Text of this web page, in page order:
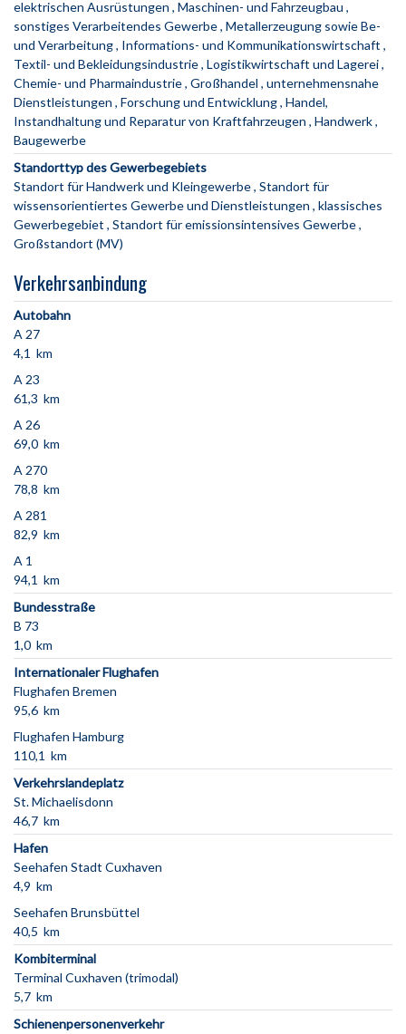
elektrischen Ausrüstungen Maschinen- und Fahrzeugbau
sonstiges Verarbeitendes Gewerbe Metallerzeugung sowie Be-
und Verarbeitung Informations- und Kommunikationswirtschaft
Textil- und Bekleidungsindustrie Logistikwirtschaft und Lagerei
Chemie- und Pharmaindustrie Großhandel unternehmensnahe
Dienstleistungen Forschung und Entwicklung Handel,
Instandhaltung und Reparatur von Kraftfahrzeugen Handwerk
Baugewerbe
Standorttyp des Gewerbegebiets
Standort für Handwerk und Kleingewerbe Standort für
wissensorientiertes Gewerbe und Dienstleistungen klassisches
Gewerbegebiet Standort für emissionsintensives Gewerbe
Großstandort (MV)
Verkehrsanbindung
Autobahn
A 27
4,1 km
A 23
61,3 km
A 26
69,0 km
A 270
78,8 km
A 281
82,9 km
A 1
94,1 km
Bundesstraße
B 73
1,0 km
Internationaler Flughafen
Flughafen Bremen
95,6 km
Flughafen Hamburg
110,1 km
Verkehrslandeplatz
St. Michaelisdonn
46,7 km
Hafen
Seehafen Stadt Cuxhaven
4,9 km
Seehafen Brunsbüttel
40,5 km
Kombiterminal
Terminal Cuxhaven (trimodal)
5,7 km
Schienenpersonenverkehr